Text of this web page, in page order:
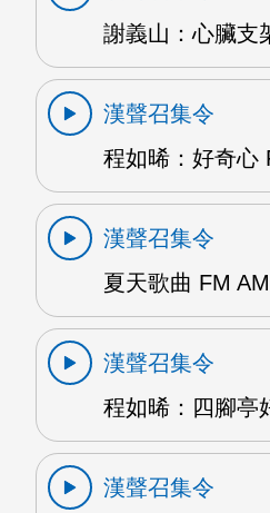
謝義山：心臟支
漢聲召集令
程如晞：好奇心
漢聲召集令
夏天歌曲 FM AM
漢聲召集令
程如晞：四腳亭
漢聲召集令